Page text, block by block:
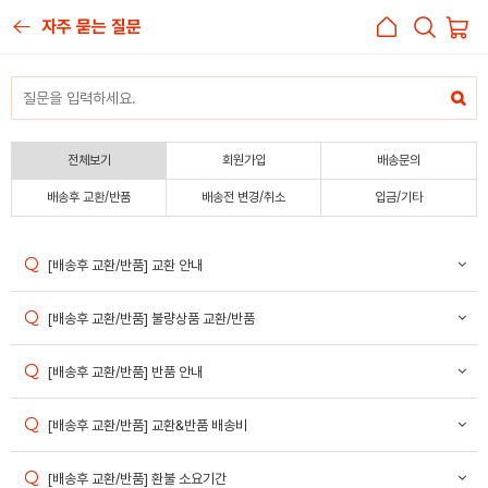
자주 묻는 질문
전체보기 회원가입 배송문의
배송후 교환/반품 배송전 변경/취소 입금/기타
[배송후 교환/반품] 교환 안내
[배송후 교환/반품] 불량상품 교환/반품
[배송후 교환/반품] 반품 안내
[배송후 교환/반품] 교환&반품 배송비
[배송후 교환/반품] 환불 소요기간